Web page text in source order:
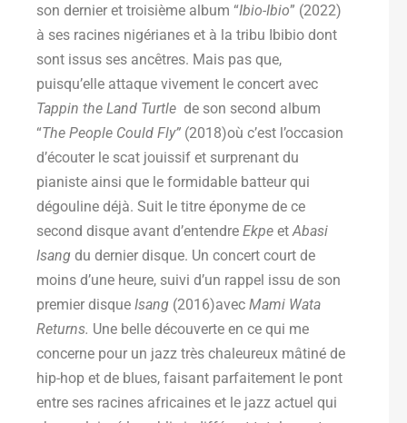
son dernier et troisième album “Ibio-Ibio” (2022)
à ses racines nigérianes et à la tribu Ibibio dont
sont issus ses ancêtres. Mais pas que,
puisqu’elle attaque vivement le concert avec
Tappin the Land Turtle de son second album
“The People Could Fly” (2018)où c’est l’occasion
d’écouter le scat jouissif et surprenant du
pianiste ainsi que le formidable batteur qui
dégouline déjà. Suit le titre éponyme de ce
second disque avant d’entendre Ekpe et Abasi
Isang du dernier disque. Un concert court de
moins d’une heure, suivi d’un rappel issu de son
premier disque Isang (2016)avec Mami Wata
Returns. Une belle découverte en ce qui me
concerne pour un jazz très chaleureux mâtiné de
hip-hop et de blues, faisant parfaitement le pont
entre ses racines africaines et le jazz actuel qui